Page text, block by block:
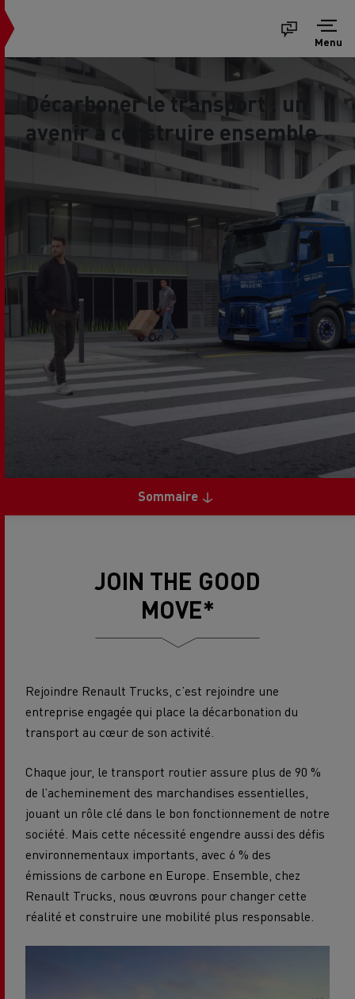
Menu
Décarboner le transport : un
avenir à construire ensemble
Sommaire
JOIN THE GOOD
MOVE*
Rejoindre Renault Trucks, c’est rejoindre une
entreprise engagée qui place la décarbonation du
transport au cœur de son activité.
Chaque jour, le transport routier assure plus de 90 %
de l’acheminement des marchandises essentielles,
jouant un rôle clé dans le bon fonctionnement de notre
société. Mais cette nécessité engendre aussi des défis
environnementaux importants, avec 6 % des
émissions de carbone en Europe. Ensemble, chez
Renault Trucks, nous œuvrons pour changer cette
réalité et construire une mobilité plus responsable.